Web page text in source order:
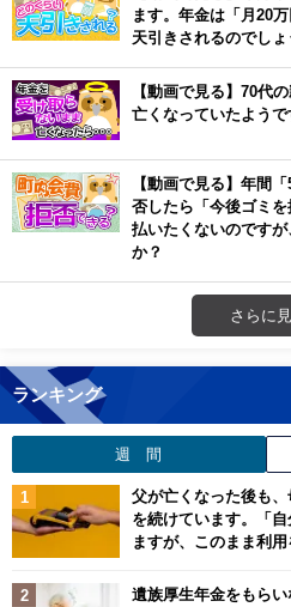
ます。年金は「月20
天引きされるのでしょ
【動画で見る】70代
亡くなっていたよう
【動画で見る】年間
否したら「今後ゴミ
払いたくないのです
か？
さらに
ランキング
週 間
父が亡くなった後も
を続けています。「
ますが、このまま利
遺族厚生年金をもら